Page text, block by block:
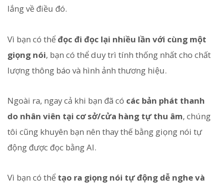
lắng về điều đó.
Vì bạn có thểđọc đi đọc lại nhiều lần với cùng một
giọng nói, bạn có thể duy trì tính thống nhất cho chất
lượng thông báo và hình ảnh thương hiệu.
Ngoài ra, ngay cả khi bạn đã có các bản phát thanh
do nhân viên tại cơ sở/cửa hàng tự thu âm, chúng
tôi cũng khuyên bạn nên thay thế bằng giọng nói tự
động được đọc bằng AI.
Vì bạn có thể tạo ra giọng nói tự động dễ nghe và